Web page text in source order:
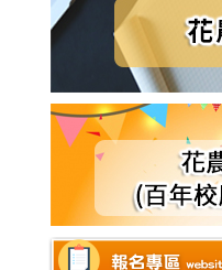
資源學系
(願景生)
學系(願景生)
科學系(願景生)